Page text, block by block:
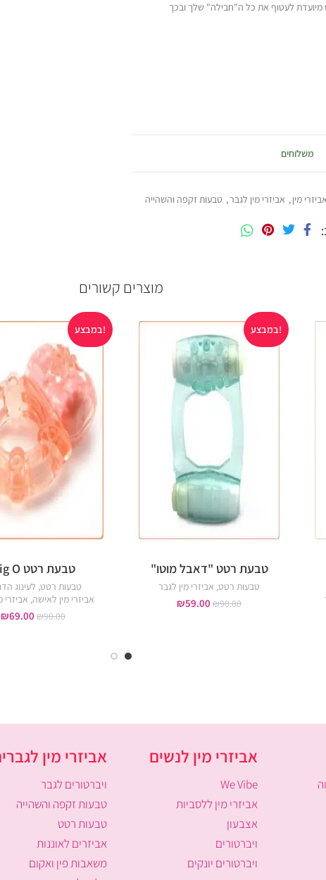
מיועדת לעטוף את כל ה"חבילה" שלך ובכך
משלוחים
אביזרי מין, אביזרי מין לגבר, טבעות זקפה והשהייה
מוצרים קשורים
במבצע!
טבעת רטט "דאבל מוטו"
טבעות רטט, אביזרי מין לגבר
₪90.00
₪59.00
במבצע!
טבעת רטט Big O
טבעות רטט, לעינוג
אביזרי מין לאישה, אביזרי
₪90.00
₪69.00
אביזרי מין לנשים
We Vibe
אביזרי מין ללסביות
אצבעון
ויברטורים
ויברטורים יונקים
אביזרי מין
ויברטורים לגבר
טבעות זקפה והשהייה
טבעות רטט
אביזרים לאוננות
משאבות פין ואקום